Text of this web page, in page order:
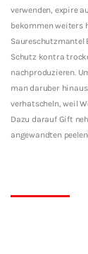
verwenden, expire
bekommen weiters
Saureschutzmantel
Schutz kontra
nachproduzieren.
man daruber
verhatscheln, weil
Dazu darauf Gift
angewandten